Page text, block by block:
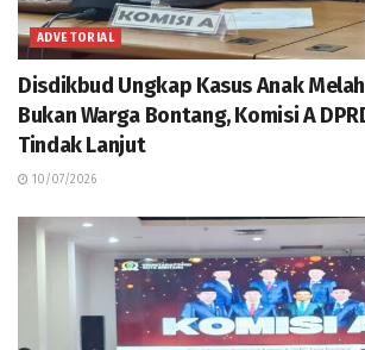
ADVETORIAL
Disdikbud Ungkap Kasus Anak
Bukan Warga Bontang, Komisi A
Tindak Lanjut
10/07/2026